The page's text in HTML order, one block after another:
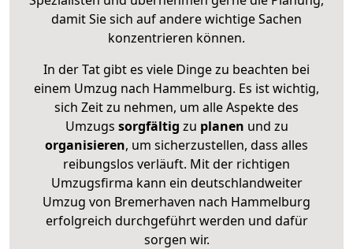
damit Sie sich auf andere wichtige Sachen
konzentrieren können.
In der Tat gibt es viele Dinge zu beachten bei
einem Umzug nach Hammelburg. Es ist wichtig,
sich Zeit zu nehmen, um alle Aspekte des
Umzugs sorgfältig zu planen und zu
organisieren, um sicherzustellen, dass alles
reibungslos verläuft. Mit der richtigen
Umzugsfirma kann ein deutschlandweiter
Umzug von Bremerhaven nach Hammelburg
erfolgreich durchgeführt werden und dafür
sorgen wir.